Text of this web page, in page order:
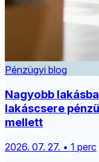
Pénzügyi blog
Nagyobb
lakáscsere
mellett
2026. 07. 27. • 1 perc